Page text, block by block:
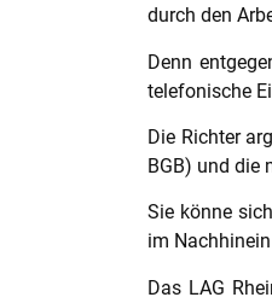
durch den
Denn
telefonische
Die Richter
BGB) und die
Sie könne
im
Das LAG